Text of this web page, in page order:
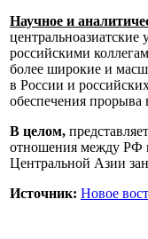
Научное и
российскими
более широкие и
в России и
обеспечения прорыва
В целом,
отношения между РФ и
Центральной Азии
Источник: Новое